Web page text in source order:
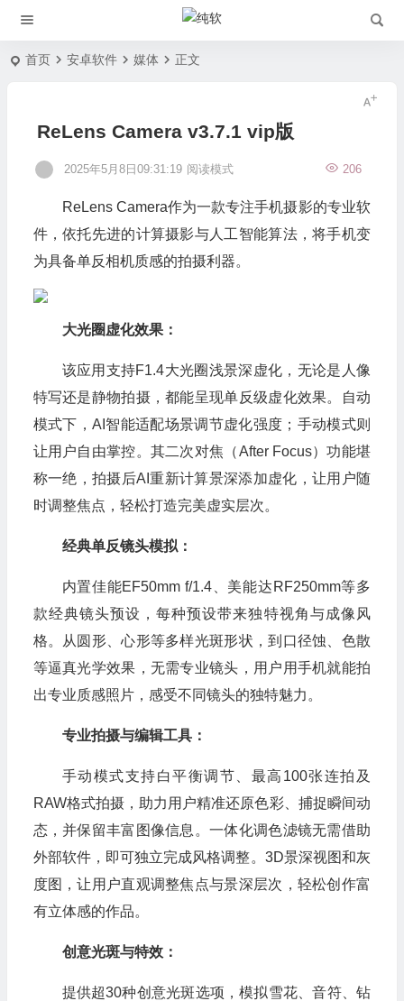
首页 安卓软件 媒体 正文
ReLens Camera v3.7.1 vip版
2025年5月8日09:31:19 206
阅读模式
ReLens Camera作为一款专注手机摄影的专业软
件，依托先进的计算摄影与人工智能算法，将手机变
为具备单反相机质感的拍摄利器。
大光圈虚化效果：
该应用支持F1.4大光圈浅景深虚化，无论是人像
特写还是静物拍摄，都能呈现单反级虚化效果。自动
模式下，AI智能适配场景调节虚化强度；手动模式则
让用户自由掌控。其二次对焦（After Focus）功能堪
称一绝，拍摄后AI重新计算景深添加虚化，让用户随
时调整焦点，轻松打造完美虚实层次。
经典单反镜头模拟：
内置佳能EF50mm f/1.4、美能达RF250mm等多
款经典镜头预设，每种预设带来独特视角与成像风
格。从圆形、心形等多样光斑形状，到口径蚀、色散
等逼真光学效果，无需专业镜头，用户用手机就能拍
出专业质感照片，感受不同镜头的独特魅力。
专业拍摄与编辑工具：
手动模式支持白平衡调节、最高100张连拍及
RAW格式拍摄，助力用户精准还原色彩、捕捉瞬间动
态，并保留丰富图像信息。一体化调色滤镜无需借助
外部软件，即可独立完成风格调整。3D景深视图和灰
度图，让用户直观调整焦点与景深层次，轻松创作富
有立体感的作品。
创意光斑与特效：
提供超30种创意光斑选项，模拟雪花、音符、钻